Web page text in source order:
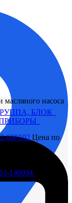
БЛОК
насоса
600102 Цена по
140034